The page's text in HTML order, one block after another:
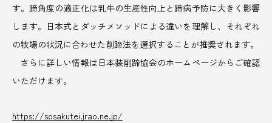
す。蹄角度の適正化は乳牛の生産性向上と蹄病予防に大きく影響
します。日本式とダッチメソッドによる違いを理解し、それぞれ
の牧場の状況に合わせた削蹄法を選択することが推奨されます。
さらに詳しい情報は日本装削蹄協会のホームページからご確認
いただけます。
https://sosakutei.jrao.ne.jp/